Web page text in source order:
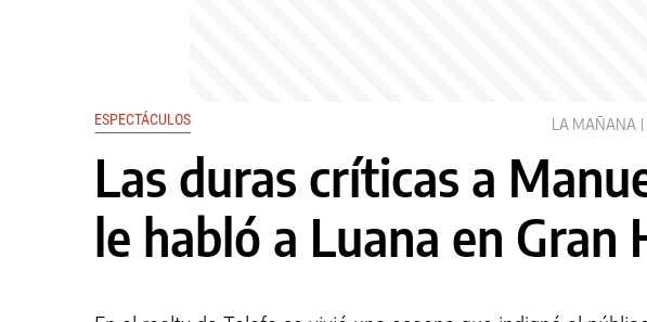
ESPECTÁCULOS LA MAÑANA
Las duras críticas a
le habló a Luana en Gran